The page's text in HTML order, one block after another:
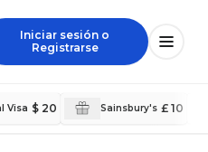
Iniciar sesión o
Registrarse
Visa $ 20 Sainsbury's £ 10